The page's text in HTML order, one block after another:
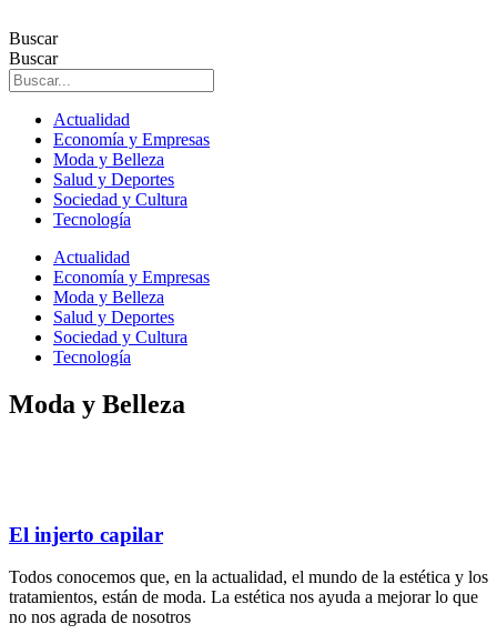
al
contenido
Buscar
Buscar
Actualidad
Economía y Empresas
Moda y Belleza
Salud y Deportes
Sociedad y Cultura
Tecnología
Actualidad
Economía y Empresas
Moda y Belleza
Salud y Deportes
Sociedad y Cultura
Tecnología
Moda y Belleza
El injerto capilar
Todos conocemos que, en la actualidad, el mundo de la estética y los
tratamientos, están de moda. La estética nos ayuda a mejorar lo que
no nos agrada de nosotros